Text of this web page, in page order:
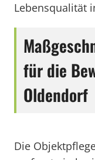
Lebensqualität
für die
Oldendorf
Die